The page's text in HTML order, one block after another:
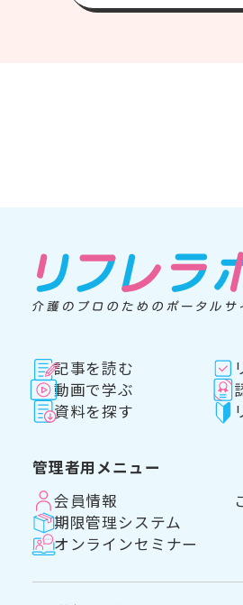
記事を読む
動画で学ぶ
資料を探す
管理者用メニュー
会員情報
期限管理システム
オンラインセミナー